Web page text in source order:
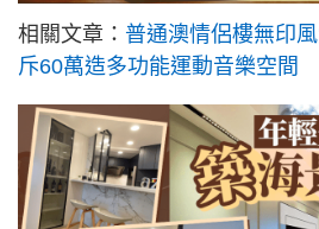
相關文章： 普通澳情侶樓無印
斥60萬造多功能運動音樂空間